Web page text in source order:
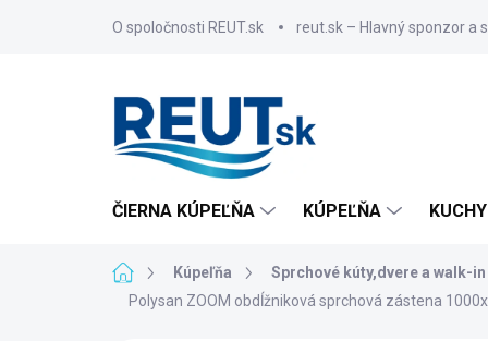
O spoločnosti REUT.sk reut.sk – Hlavný sponzor a
ČIERNA KÚPEĽŇA KÚPEĽŇA
DomovKúpeľňa Sprchové kúty,dvere a walk-in
Polysan ZOOM obdĺžniková sprchová zástena